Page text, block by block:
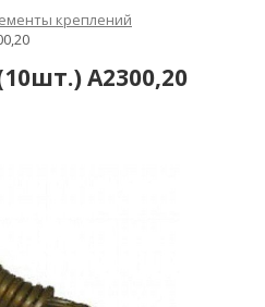
креплений
A2300,20